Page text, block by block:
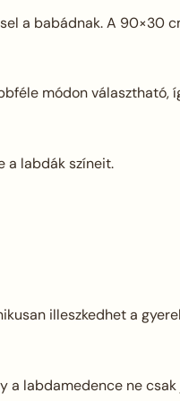
a babádnak. A 90×30
módon választható,
a labdák színeit.
illeszkedhet a
a labdamedence ne